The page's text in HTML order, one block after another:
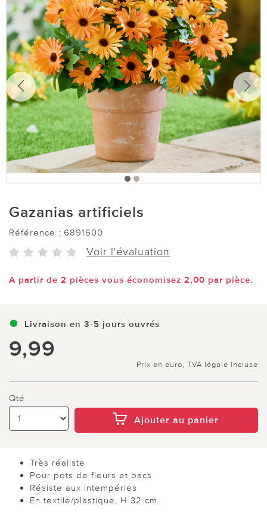
Gazanias artificiels
Référence : 6891600
Voir l'évaluation
A partir de 2 pièces vous économisez 2,00 par pièce.
Livraison en 3-5 jours ouvrés
9,99
Prix en euro, TVA légale incluse
Qté
Ajouter au panier
Très réaliste
Pour pots de fleurs et bacs
Résiste aux intempéries
En textile/plastique, H 32 cm.